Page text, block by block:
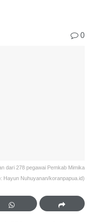
0
dari 278 pegawai Pemkab Mimika
Hayun Nuhuyanan/koranpapua.id)